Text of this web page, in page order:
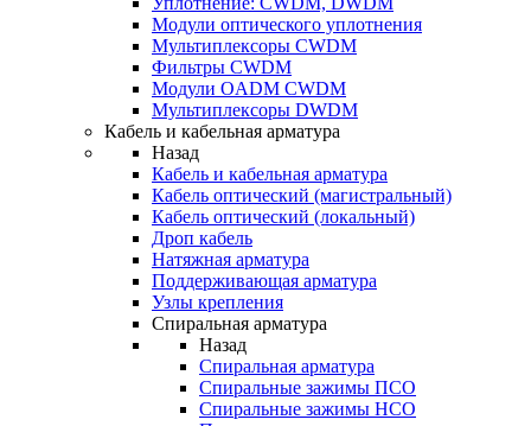
Модули оптического уплотнения
Мультиплексоры CWDM
Фильтры CWDM
Модули OADM CWDM
Мультиплексоры DWDM
Кабель и кабельная арматура
Назад
Кабель и кабельная арматура
Кабель оптический (магистральный)
Кабель оптический (локальный)
Дроп кабель
Натяжная арматура
Поддерживающая арматура
Узлы крепления
Спиральная арматура
Назад
Спиральная арматура
Спиральные зажимы ПСО
Спиральные зажимы НСО